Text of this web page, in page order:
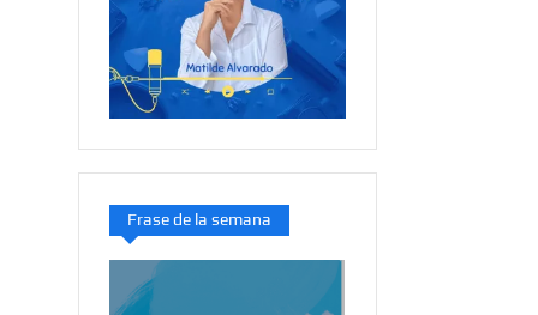
Frase de la semana